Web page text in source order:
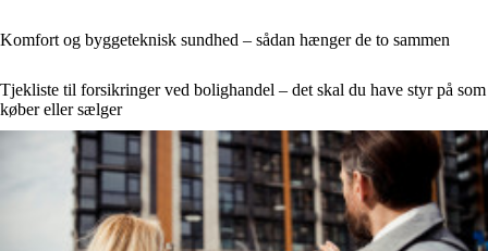
Komfort og byggeteknisk sundhed – sådan hænger de to sammen
Tjekliste til forsikringer ved bolighandel – det skal du have styr på som
køber eller sælger